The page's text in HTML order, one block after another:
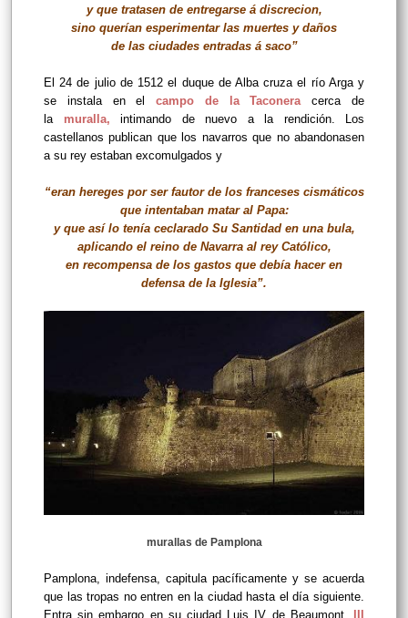
y que tratasen de entregarse á discrecion,
sino querían esperimentar las muertes y daños
de las ciudades entradas á saco”
El 24 de julio de 1512 el duque de Alba cruza el río Arga y
se instala en elcampo de la Taconeracerca de
la muralla, intimando de nuevo a la rendición. Los
castellanos publican que los navarros que no abandonasen
a su rey estaban excomulgados y
“eran hereges por ser fautor de los franceses cismáticos
que intentaban matar al Papa:
y que así lo tenía ceclarado Su Santidad en una bula,
aplicando el reino de Navarra al rey Católico,
en recompensa de los gastos que debía hacer en
defensa de la Iglesia”.
murallas de Pamplona
Pamplona, indefensa, capitula pacíficamente y se acuerda
que las tropas no entren en la ciudad hasta el día siguiente.
Entra sin embargo en su ciudad Luis IV de Beaumont, III